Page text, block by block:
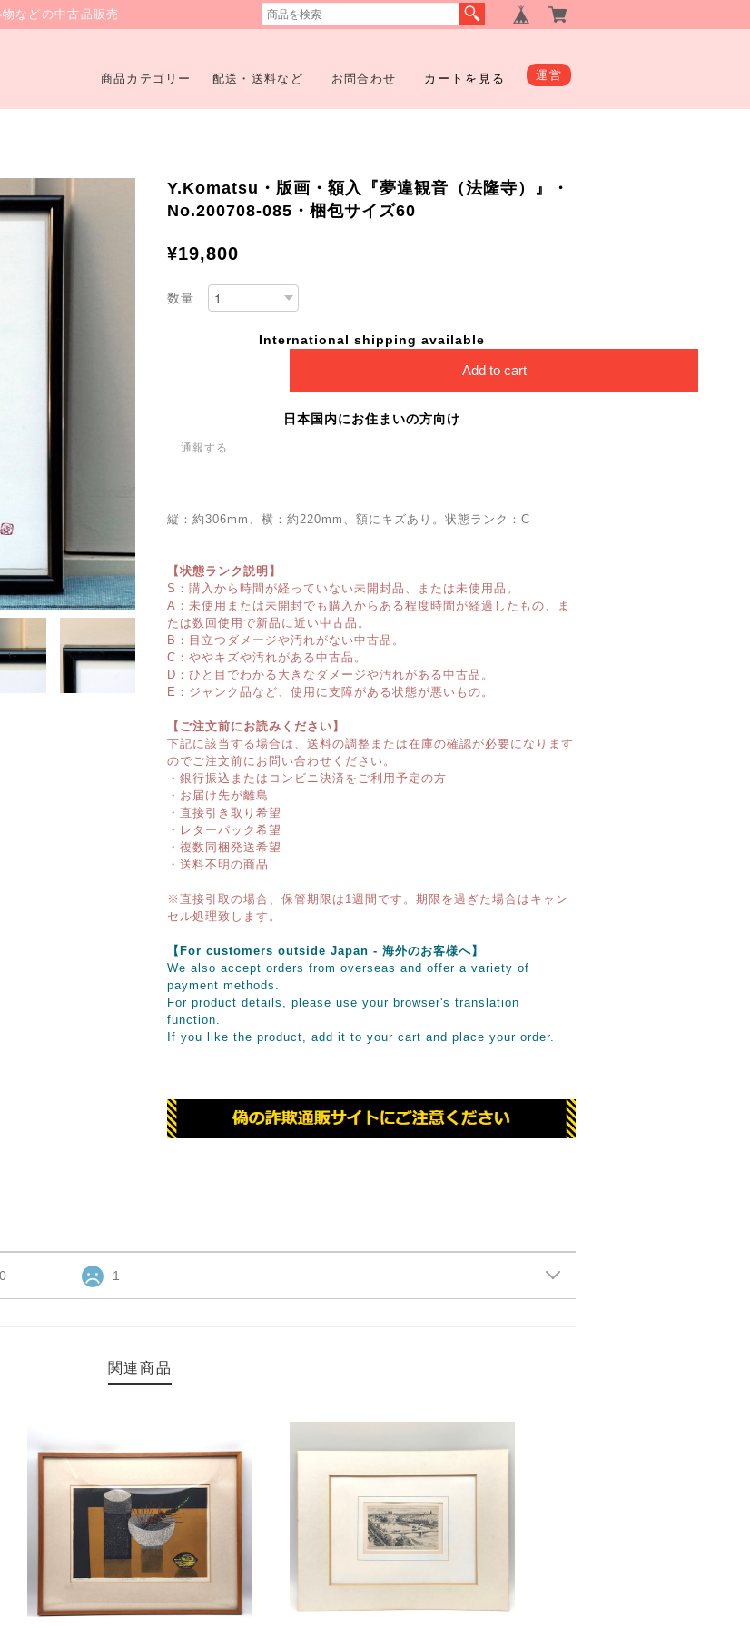
などの中古品販売
商品カテゴリー 配送・送料など お問合わせ カートを見る 運営
Y.Komatsu・版画・額入『夢違観音（法隆寺）』・
No.200708-085・梱包サイズ60
¥19,800
数量
International shipping available
Add to cart
日本国内にお住まいの方向け
通報する
縦：約306mm、横：約220mm、額にキズあり。状態ランク：C
【状態ランク説明】
S：購入から時間が経っていない未開封品、または未使用品。
A：未使用または未開封でも購入からある程度時間が経過したもの、ま
たは数回使用で新品に近い中古品。
B：目立つダメージや汚れがない中古品。
C：ややキズや汚れがある中古品。
D：ひと目でわかる大きなダメージや汚れがある中古品。
E：ジャンク品など、使用に支障がある状態が悪いもの。
【ご注文前にお読みください】
下記に該当する場合は、送料の調整または在庫の確認が必要になります
のでご注文前にお問い合わせください。
・銀行振込またはコンビニ決済をご利用予定の方
・お届け先が離島
・直接引き取り希望
・レターパック希望
・複数同梱発送希望
・送料不明の商品
※直接引取の場合、保管期限は1週間です。期限を過ぎた場合はキャン
セル処理致します。
【For customers outside Japan - 海外のお客様へ】
We also accept orders from overseas and offer a variety of
payment methods.
For product details, please use your browser's translation
function.
If you like the product, add it to your cart and place your order.
0 1
関連商品